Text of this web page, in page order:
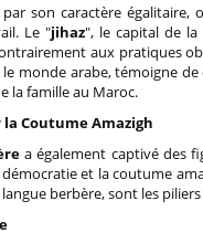
son caractère
Le "jihaz", le capital de
aux pratiques
monde arabe, témoigne
la famille au Maroc.
Coutume Amazigh
a également captivé des
et la coutume
berbère, sont les